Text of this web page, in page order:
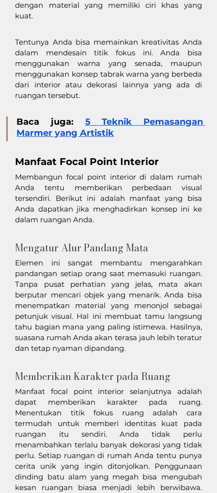
dengan material yang memiliki ciri khas yang
kuat.
Tentunya Anda bisa memainkan kreativitas Anda
dalam mendesain titik fokus ini. Anda bisa
menggunakan warna yang senada, maupun
menggunakan konsep tabrak warna yang berbeda
dari interior atau dekorasi lainnya yang ada di
ruangan tersebut.
Baca juga: 5 Teknik Pemasangan
Marmer yang Artistik
Manfaat Focal Point Interior
Membangun focal point interior di dalam rumah
Anda tentu memberikan perbedaan visual
tersendiri. Berikut ini adalah manfaat yang bisa
Anda dapatkan jika menghadirkan konsep ini ke
dalam ruangan Anda.
Mengatur Alur Pandang Mata
Elemen ini sangat membantu mengarahkan
pandangan setiap orang saat memasuki ruangan.
Tanpa pusat perhatian yang jelas, mata akan
berputar mencari objek yang menarik. Anda bisa
menempatkan material yang menonjol sebagai
petunjuk visual. Hal ini membuat tamu langsung
tahu bagian mana yang paling istimewa. Hasilnya,
suasana rumah Anda akan terasa jauh lebih teratur
dan tetap nyaman dipandang.
Memberikan Karakter pada Ruang
Manfaat focal point interior selanjutnya adalah
dapat memberikan karakter pada ruang.
Menentukan titik fokus ruang adalah cara
termudah untuk memberi identitas kuat pada
ruangan itu sendiri. Anda tidak perlu
menambahkan terlalu banyak dekorasi yang tidak
perlu. Setiap ruangan di rumah Anda tentu punya
cerita unik yang ingin ditonjolkan. Penggunaan
dinding batu alam yang megah bisa mengubah
kesan ruangan biasa menjadi lebih berwibawa.